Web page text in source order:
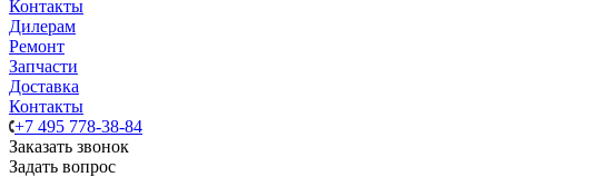
Контакты
Дилерам
Ремонт
Запчасти
Доставка
Контакты
+7 495 778-38-84
Заказать звонок
Задать вопрос